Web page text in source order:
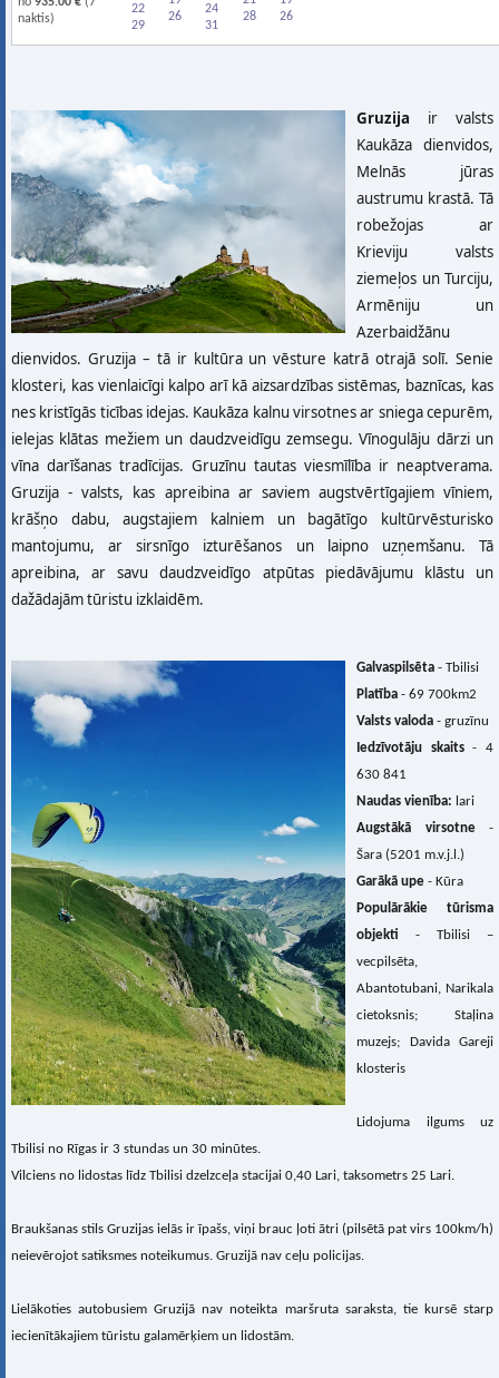
naktis)
22
29
26
24
31
28
26
Gruzija ir valsts
Kaukāza dienvidos,
Melnās jūras
austrumu krastā. Tā
robežojas ar
Krieviju valsts
ziemeļos un Turciju,
Armēniju un
Azerbaidžānu
dienvidos. Gruzija – tā ir kultūra un vēsture katrā otrajā solī. Senie
klosteri, kas vienlaicīgi kalpo arī kā aizsardzības sistēmas, baznīcas, kas
nes kristīgās ticības idejas. Kaukāza kalnu virsotnes ar sniega cepurēm,
ielejas klātas mežiem un daudzveidīgu zemsegu. Vīnogulāju dārzi un
vīna darīšanas tradīcijas. Gruzīnu tautas viesmīlība ir neaptverama.
Gruzija - valsts, kas apreibina ar saviem augstvērtīgajiem vīniem,
krāšņo dabu, augstajiem kalniem un bagātīgo kultūrvēsturisko
mantojumu, ar sirsnīgo izturēšanos un laipno uzņemšanu. Tā
apreibina, ar savu daudzveidīgo atpūtas piedāvājumu klāstu un
dažādajām tūristu izklaidēm.
Galvaspilsēta - Tbilisi
Platība - 69 700km2
Valsts valoda - gruzīnu
Iedzīvotāju skaits- 4
630 841
Naudas vienība: lari
Augstākā virsotne -
Šara (5201 m.v.j.l.)
Garākā upe - Kūra
Populārākie tūrisma
objekti - Tbilisi –
vecpilsēta,
Abantotubani, Narikala
cietoksnis; Staļina
muzejs; Davida Gareji
klosteris
Lidojuma ilgums uz
Tbilisi no Rīgas ir 3 stundas un 30 minūtes.
Vilciens no lidostas līdz Tbilisi dzelzceļa stacijai 0,40 Lari, taksometrs 25 Lari.
Braukšanas stils Gruzijas ielās ir īpašs, viņi brauc ļoti ātri (pilsētā pat virs 100km/h)
neievērojot satiksmes noteikumus. Gruzijā nav ceļu policijas.
Lielākoties autobusiem Gruzijā nav noteikta maršruta saraksta, tie kursē starp
iecienītākajiem tūristu galamērķiem un lidostām.